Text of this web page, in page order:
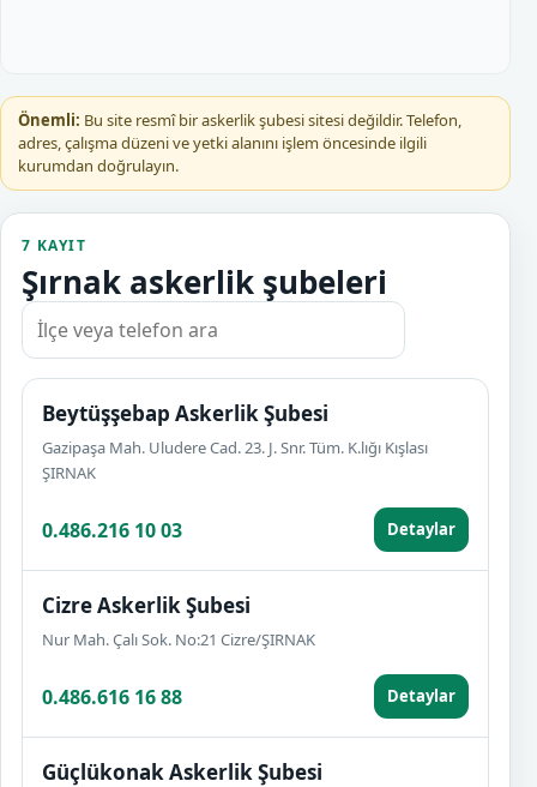
Önemli: Bu site resmî bir askerlik şubesi sitesi değildir. Telefon,
adres, çalışma düzeni ve yetki alanını işlem öncesinde ilgili
kurumdan doğrulayın.
7 KAYIT
Şırnak askerlik şubeleri
Beytüşşebap Askerlik Şubesi
Gazipaşa Mah. Uludere Cad. 23. J. Snr. Tüm. K.lığı Kışlası
ŞIRNAK
0.486.216 10 03 Detaylar
Cizre Askerlik Şubesi
Nur Mah. Çalı Sok. No:21 Cizre/ŞIRNAK
0.486.616 16 88 Detaylar
Güçlükonak Askerlik Şubesi